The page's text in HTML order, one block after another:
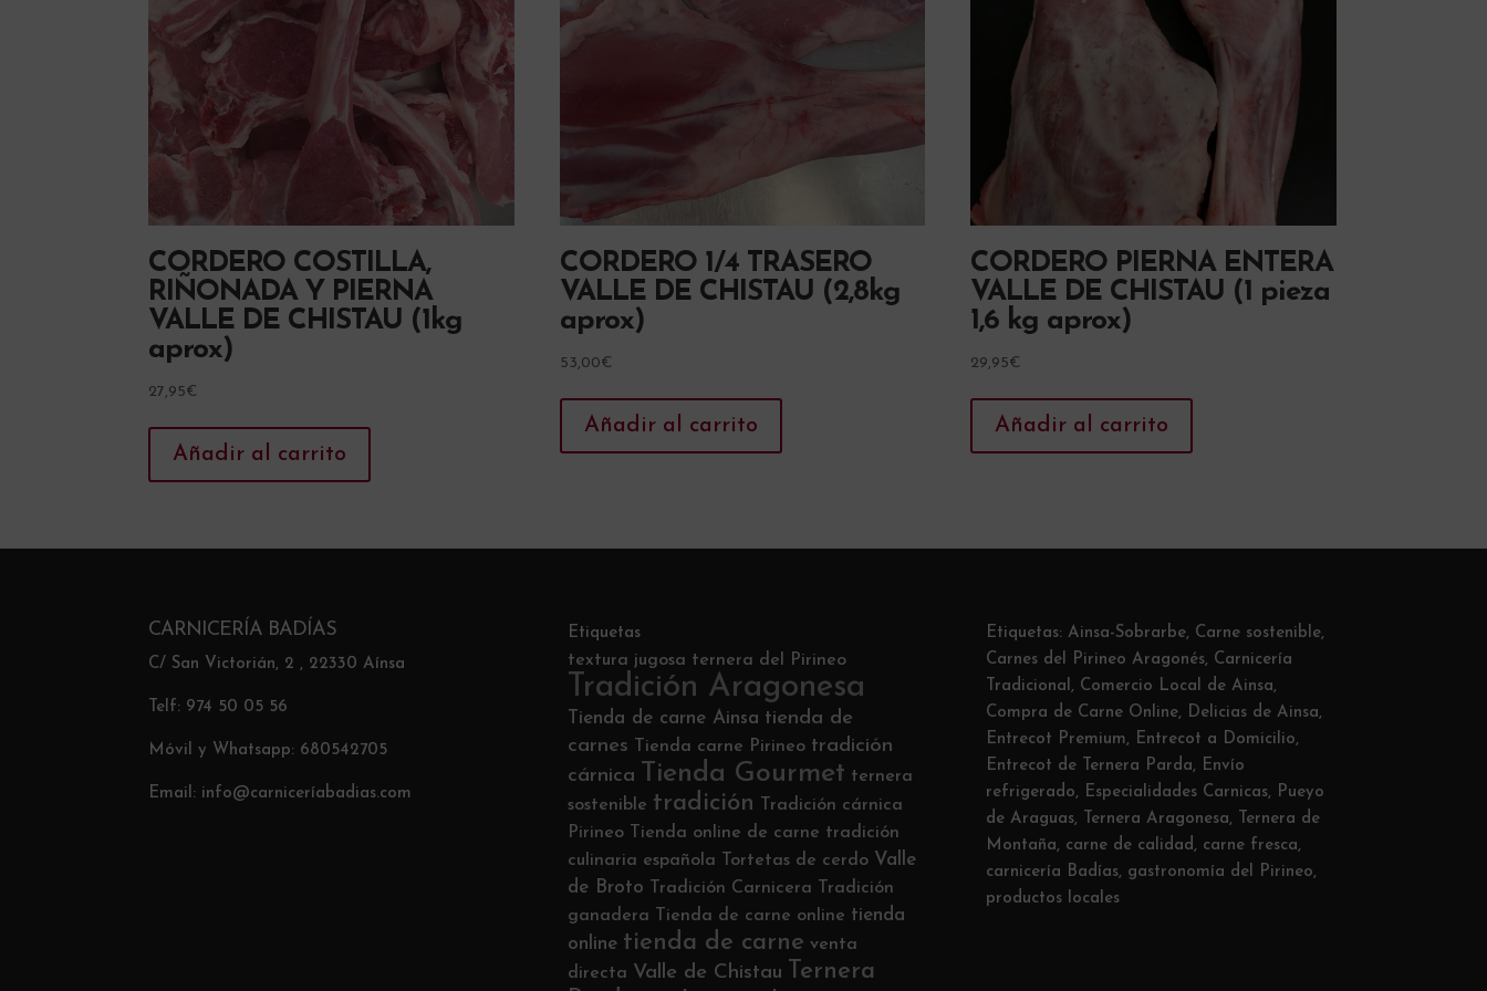
CORDERO COSTILLA,
RIÑONADA Y PIERNA
VALLE DE CHISTAU (1kg
aprox)
27,95€
Añadir al carrito
CORDERO 1/4 TRASERO
VALLE DE CHISTAU (2,8kg
aprox)
53,00€
Añadir al carrito
CORDERO PIERNA ENTERA
VALLE DE CHISTAU (1 pieza
1,6 kg aprox)
29,95€
Añadir al carrito
CARNICERÍA BADÍAS
C/ San Victorián, 2 , 22330 Aínsa
Telf: 974 50 05 56
Móvil y Whatsapp: 680542705
Email: info@carniceríabadias.com
Etiquetas
textura jugosa ternera del Pirineo
Tradición Aragonesa
Tienda de carne Ainsa tienda de
carnes
Tienda carne Pirineo tradición
cárnica
Tienda Gourmet ternera
sostenible tradición
Tradición cárnica
Pirineo
Tienda online de carne tradición
culinaria española
Tortetas de cerdo Valle
de Broto
Tradición Carnicera
Tradición
ganadera
Tienda de carne online tienda
online tienda de carne venta
directa Valle de Chistau Ternera
Etiquetas: Ainsa-Sobrarbe, Carne sostenible,
Carnes del Pirineo Aragonés, Carnicería
Tradicional , Comercio Local de Ainsa,
Compra de Carne Online, Delicias de Ainsa,
Entrecot Premium, Entrecot a Domicilio,
Entrecot de Ternera Parda, Envío
refrigerado, Especialidades Carnicas, Pueyo
de Araguas, Ternera Aragonesa,
Ternera de
Montaña, carne de calidad , carne fresca,
carnicería Badías, gastronomía del Pirineo,
productos locales